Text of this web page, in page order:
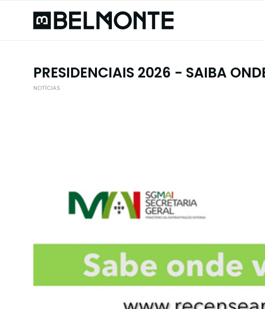
PRESIDENCIAIS 2026 - SAIBA
NOTÍCIAS